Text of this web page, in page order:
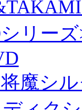
シリ
魔シ